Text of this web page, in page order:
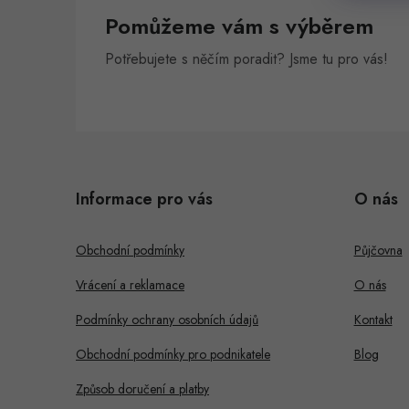
Pomůžeme vám s výběrem
Potřebujete s něčím poradit? Jsme tu pro vás!
Informace pro vás
Obchodní podmínky
Vrácení a reklamace
Podmínky ochrany osobních údajů
Obchodní podmínky pro podnikatele
Způsob doručení a platby
O nás
Půjčovna
O nás
Kontakt
Blog